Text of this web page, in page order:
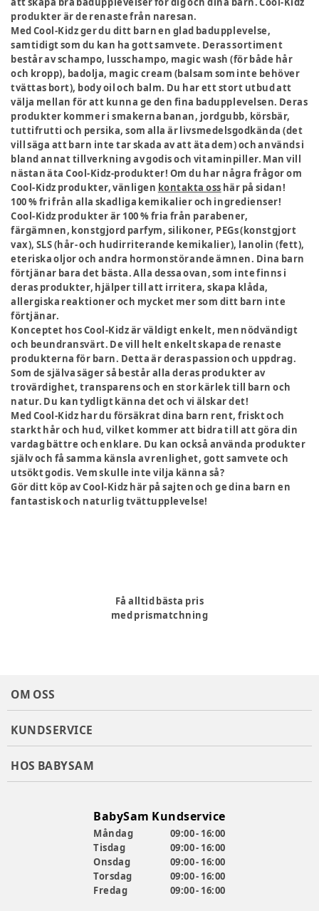
produkter är de renaste från naresan.
Med Cool-Kidz ger du ditt barn en glad badupplevelse,
samtidigt som du kan ha gott samvete. Deras sortiment
består av schampo, lusschampo, magic wash (för både hår
och kropp), badolja, magic cream (balsam som inte behöver
tvättas bort), body oil och balm. Du har ett stort utbud att
välja mellan för att kunna ge den fina badupplevelsen. Deras
produkter kommer i smakerna banan, jordgubb, körsbär,
tuttifrutti och persika, som alla är livsmedelsgodkända (det
vill säga att barn inte tar skada av att äta dem) och används i
bland annat tillverkning av godis och vitaminpiller. Man vill
nästan äta Cool-Kidz-produkter! Om du har några frågor om
Cool-Kidz produkter, vänligen kontakta oss här på sidan!
100 % fri från alla skadliga kemikalier och ingredienser!
Cool-Kidz produkter är 100 % fria från parabener,
färgämnen, konstgjord parfym, silikoner, PEGs (konstgjort
vax), SLS (hår- och hudirriterande kemikalier), lanolin (fett),
eteriska oljor och andra hormonstörande ämnen. Dina barn
förtjänar bara det bästa. Alla dessa ovan, som inte finns i
deras produkter, hjälper till att irritera, skapa klåda,
allergiska reaktioner och mycket mer som ditt barn inte
förtjänar.
Konceptet hos Cool-Kidz är väldigt enkelt, men nödvändigt
och beundransvärt. De vill helt enkelt skapa de renaste
produkterna för barn. Detta är deras passion och uppdrag.
Som de själva säger så består alla deras produkter av
trovärdighet, transparens och en stor kärlek till barn och
natur. Du kan tydligt känna det och vi älskar det!
Med Cool-Kidz har du försäkrat dina barn rent, friskt och
starkt hår och hud, vilket kommer att bidra till att göra din
vardag bättre och enklare. Du kan också använda produkter
själv och få samma känsla av renlighet, gott samvete och
utsökt godis. Vem skulle inte vilja känna så?
Gör ditt köp av Cool-Kidz här på sajten och ge dina barn en
fantastisk och naturlig tvättupplevelse!
Få alltid bästa pris
med prismatchning
OM OSS
KUNDSERVICE
HOS BABYSAM
BabySam Kundservice
Måndag
09:00 - 16:00
Tisdag
09:00 - 16:00
Onsdag
09:00 - 16:00
Torsdag
09:00 - 16:00
Fredag
09:00 - 16:00